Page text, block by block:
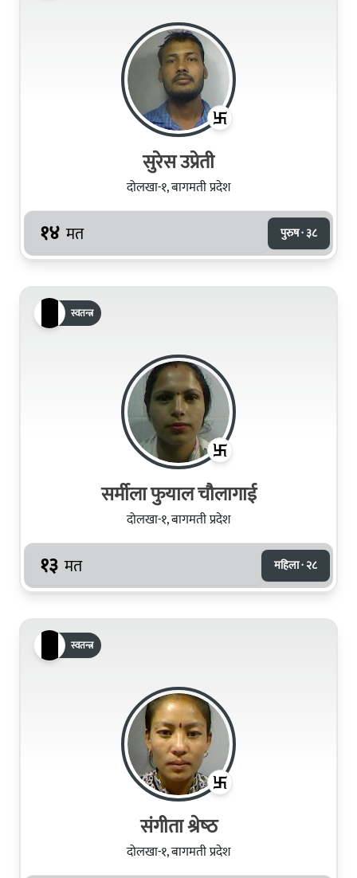
सुरेस उप्रेती
दोलखा-१, बागमती प्रदेश
१४ मत पुरुष · ३८
स्वतन्त्र
सर्मीला फुयाल चौलागाई
दोलखा-१, बागमती प्रदेश
१३ मत महिला · २८
स्वतन्त्र
संगीता श्रेष्‍ठ
दोलखा-१, बागमती प्रदेश